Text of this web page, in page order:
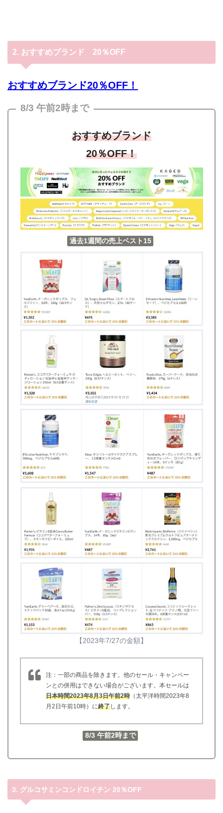
2. おすすめブランド 20％OFF
おすすめブランド20％OFF！
8/3 午前2時まで
おすすめブランド
20％OFF！
過去1週間の売上ベスト15
【2023年7/27の金額】
注：一部の商品を除きます。他のセール・キャンペー
ンとの併用はできない場合がございます。本セールは
日本時間2023年8月3日午前2時 （太平洋時間2023年8
月2日午前10時）に終了します。
8/3 午前2時まで
3. グルコサミンコンドロイチン 20％OFF